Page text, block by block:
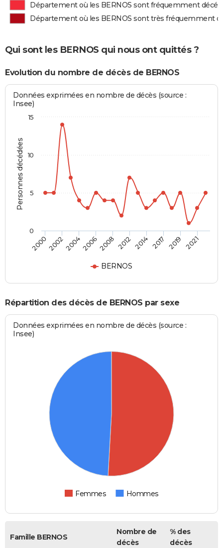
Département où les BERNOS sont fréquemment
Département où les BERNOS sont très fréquemment
Qui sont les BERNOS qui nous ont quittés ?
Evolution du nombre de décès de BERNOS
Personnes décédées
Données exprimées en nombre de décès (source :
Insee)
BERNOS
20002002200420062008 2012 2014 2017 2019 2021
0
5
10
15
Répartition des décès de BERNOS par sexe
Données exprimées en nombre de décès (source :
Insee)
Femmes Hommes
Famille BERNOS
Nombre de
décès
% des
décès